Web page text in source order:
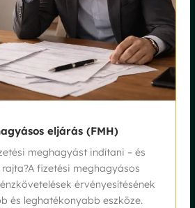
eljárás (FMH)
meghagyást indítani – és
fizetési meghagyásos
érvényesítésének
és leghatékonyabb eszköze.